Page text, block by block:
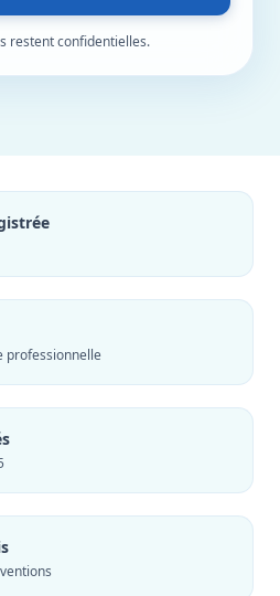
restent confidentielles.
professionnelle